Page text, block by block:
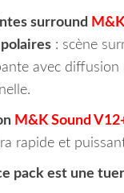
surround
: scène
avec diffusion
M&K Sound
rapide et
pack est une